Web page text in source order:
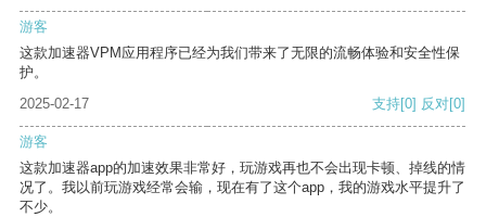
游客
这款加速器VPM应用程序已经为我们带来了无限的流畅体验和安全性保
护。
2025-02-17
支持[0] 反对[0]
游客
这款加速器app的加速效果非常好，玩游戏再也不会出现卡顿、掉线的情
况了。我以前玩游戏经常会输，现在有了这个app，我的游戏水平提升了
不少。